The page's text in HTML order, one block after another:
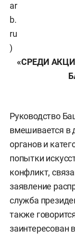
ar
b.
ru
)
«СРЕДИ
Руководство
вмешивается в
органов и
попытки
конфликт,
заявление
служба
также
заинтересован